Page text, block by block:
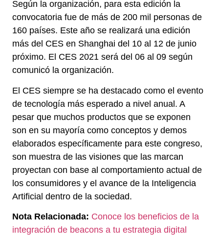
Según la organización, para esta edición la
convocatoria fue de más de 200 mil personas de
160 países. Este año se realizará una edición
más del CES en Shanghai del 10 al 12 de junio
próximo. El CES 2021 será del 06 al 09 según
comunicó la organización.
El CES siempre se ha destacado como el evento
de tecnología más esperado a nivel anual. A
pesar que muchos productos que se exponen
son en su mayoría como conceptos y demos
elaborados específicamente para este congreso,
son muestra de las visiones que las marcan
proyectan con base al comportamiento actual de
los consumidores y el avance de la Inteligencia
Artificial dentro de la sociedad.
Nota Relacionada: Conoce los beneficios de la
integración de beacons a tu estrategia digital